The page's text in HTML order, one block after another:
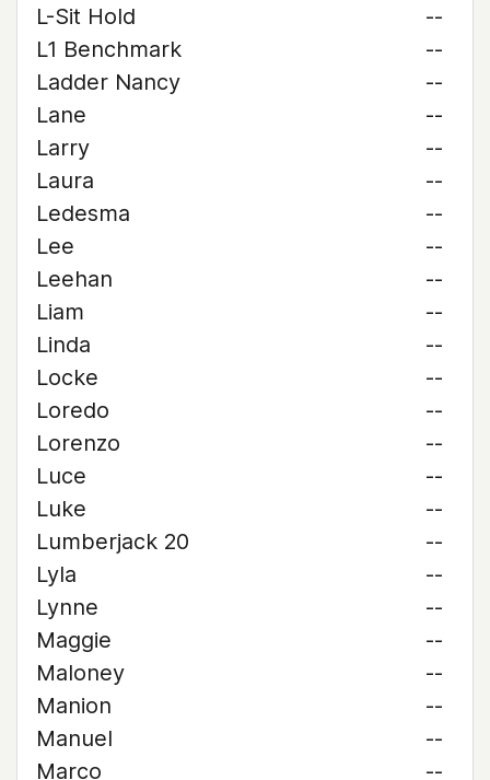
L-Sit Hold
--
L1 Benchmark
--
Ladder Nancy
--
Lane
--
Larry
--
Laura
--
Ledesma
--
Lee
--
Leehan
--
Liam
--
Linda
--
Locke
--
Loredo
--
Lorenzo
--
Luce
--
Luke
--
Lumberjack 20
--
Lyla
--
Lynne
--
Maggie
--
Maloney
--
Manion
--
Manuel
--
Marco
--